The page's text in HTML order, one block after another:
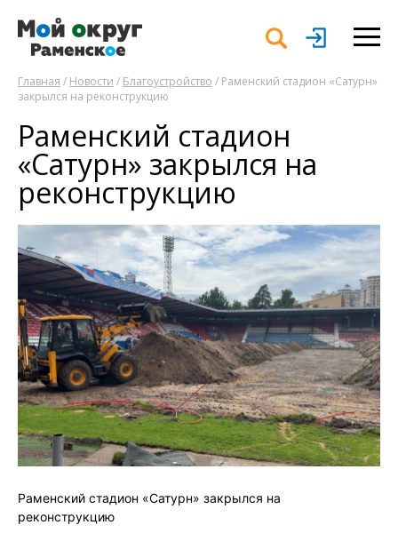
Главная / Новости / Благоустройство / Раменский стадион «Сатурн»
закрылся на реконструкцию
Раменский стадион
«Сатурн» закрылся на
реконструкцию
Раменский стадион «Сатурн» закрылся на
реконструкцию